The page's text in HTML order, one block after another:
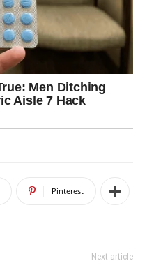
Pinterest
Next article